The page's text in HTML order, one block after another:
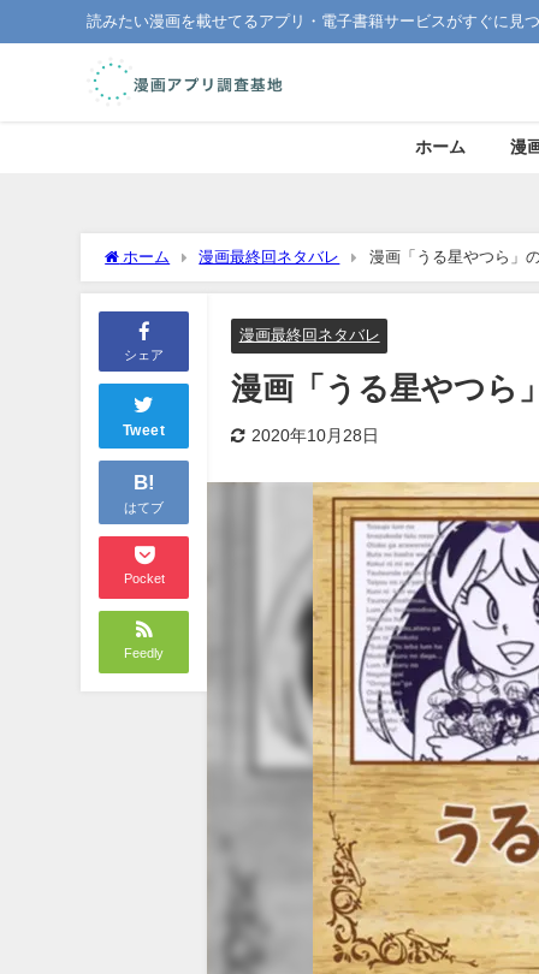
読みたい漫画を載せてるアプリ・電子書籍サービスがすぐに見
ホーム 漫
ホーム 漫画最終回ネタバレ 漫画「うる星やつら」
シェア
Tweet
B!
はてブ
Pocket
Feedly
漫画最終回ネタバレ
漫画「うる星やつら
2020年10月28日